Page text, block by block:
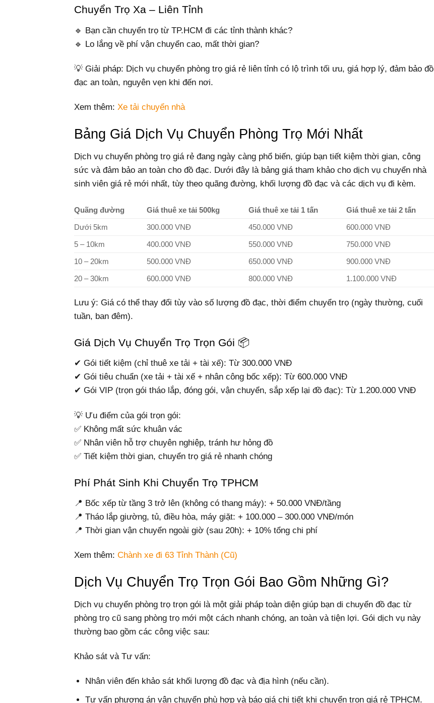
Chuyển Trọ Xa – Liên Tỉnh
🔹 Bạn cần chuyển trọ từ TP.HCM đi các tỉnh thành khác?
🔹 Lo lắng về phí vận chuyển cao, mất thời gian?
💡 Giải pháp: Dịch vụ chuyển phòng trọ giá rẻ liên tỉnh có lộ trình tối ưu, giá hợp lý, đảm bảo đồ
đạc an toàn, nguyên vẹn khi đến nơi.
Xem thêm: Xe tải chuyển nhà
Bảng Giá Dịch Vụ Chuyển Phòng Trọ Mới Nhất
Dịch vụ chuyển phòng trọ giá rẻ đang ngày càng phổ biến, giúp bạn tiết kiệm thời gian, công
sức và đảm bảo an toàn cho đồ đạc. Dưới đây là bảng giá tham khảo cho dịch vụ chuyển nhà
sinh viên giá rẻ mới nhất, tùy theo quãng đường, khối lượng đồ đạc và các dịch vụ đi kèm.
Quãng đường Giá thuê xe tải 500kg Giá thuê xe tải 1 tấn
Giá thuê xe tải 2 tấn
Dưới 5km
300.000 VNĐ 450.000 VNĐ
600.000 VNĐ
5 – 10km
400.000 VNĐ 550.000 VNĐ
750.000 VNĐ
10 – 20km
500.000 VNĐ 650.000 VNĐ
900.000 VNĐ
20 – 30km
600.000 VNĐ 800.000 VNĐ 1.100.000 VNĐ
Lưu ý: Giá có thể thay đổi tùy vào số lượng đồ đạc, thời điểm chuyển trọ (ngày thường, cuối
tuần, ban đêm).
Giá Dịch Vụ Chuyển Trọ Trọn Gói 📦
✔ Gói tiết kiệm (chỉ thuê xe tải + tài xế): Từ 300.000 VNĐ
✔ Gói tiêu chuẩn (xe tải + tài xế + nhân công bốc xếp): Từ 600.000 VNĐ
✔ Gói VIP (trọn gói tháo lắp, đóng gói, vận chuyển, sắp xếp lại đồ đạc): Từ 1.200.000 VNĐ
💡 Ưu điểm của gói trọn gói:
✅ Không mất sức khuân vác
✅ Nhân viên hỗ trợ chuyên nghiệp, tránh hư hỏng đồ
✅ Tiết kiệm thời gian, chuyển trọ giá rẻ nhanh chóng
Phí Phát Sinh Khi Chuyển Trọ TPHCM
📍 Bốc xếp từ tầng 3 trở lên (không có thang máy): + 50.000 VNĐ/tầng
📍 Tháo lắp giường, tủ, điều hòa, máy giặt: + 100.000 – 300.000 VNĐ/món
📍 Thời gian vận chuyển ngoài giờ (sau 20h): + 10% tổng chi phí
Xem thêm: Chành xe đi 63 Tỉnh Thành (Cũ)
Dịch Vụ Chuyển Trọ Trọn Gói Bao Gồm Những Gì?
Dịch vụ chuyển phòng trọ trọn gói là một giải pháp toàn diện giúp bạn di chuyển đồ đạc từ
phòng trọ cũ sang phòng trọ mới một cách nhanh chóng, an toàn và tiện lợi. Gói dịch vụ này
thường bao gồm các công việc sau:
Khảo sát và Tư vấn:
Nhân viên đến khảo sát khối lượng đồ đạc và địa hình (nếu cần).
Tư vấn phương án vận chuyển phù hợp và báo giá chi tiết khi chuyển trọn giá rẻ TPHCM.